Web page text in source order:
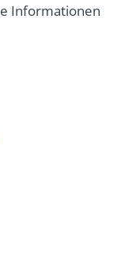
Informationen